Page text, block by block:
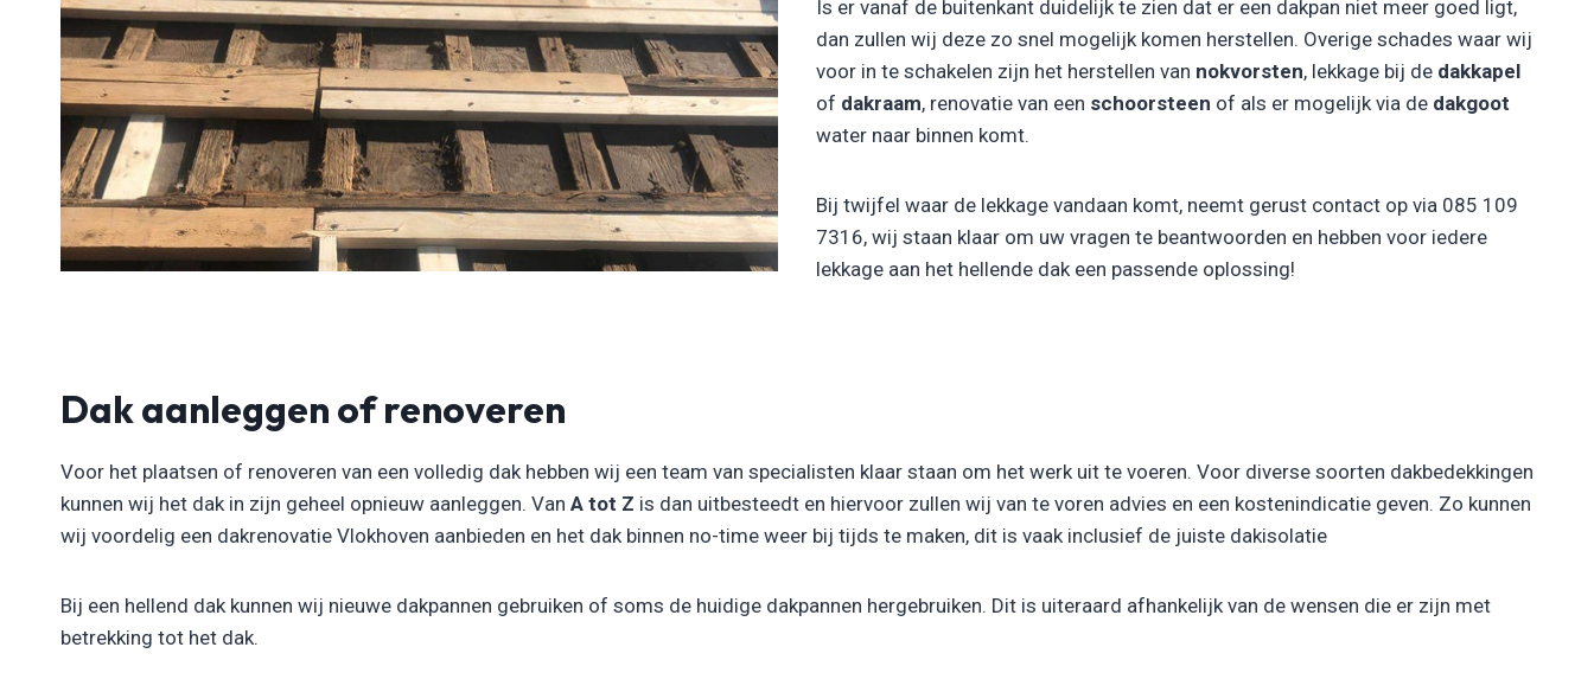
Is er vanaf de buitenkant duidelijk te zien dat er een dakpan niet meer goed ligt,
dan zullen wij deze zo snel mogelijk komen herstellen. Overige schades waar wij
voor in te schakelen zijn het herstellen van nokvorsten, lekkage bij de dakkapel
of dakraam, renovatie van een schoorsteen of als er mogelijk via de dakgoot
water naar binnen komt.
Bij twijfel waar de lekkage vandaan komt, neemt gerust contact op via 085 109
7316, wij staan klaar om uw vragen te beantwoorden en hebben voor iedere
lekkage aan het hellende dak een passende oplossing!
Dak aanleggen of renoveren
Voor het plaatsen of renoveren van een volledig dak hebben wij een team van specialisten klaar staan om het werk uit te voeren. Voor diverse soorten dakbedekkingen
kunnen wij het dak in zijn geheel opnieuw aanleggen. Van A tot Z is dan uitbesteedt en hiervoor zullen wij van te voren advies en een kostenindicatie geven. Zo kunnen
wij voordelig een dakrenovatie Vlokhoven aanbieden en het dak binnen no-time weer bij tijds te maken, dit is vaak inclusief de juiste dakisolatie
Bij een hellend dak kunnen wij nieuwe dakpannen gebruiken of soms de huidige dakpannen hergebruiken. Dit is uiteraard afhankelijk van de wensen die er zijn met
betrekking tot het dak.